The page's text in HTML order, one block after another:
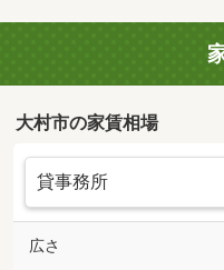
大村市の家賃相場
広さ